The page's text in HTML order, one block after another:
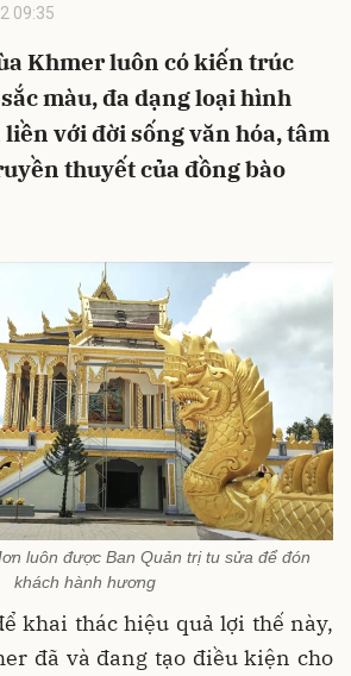
09:35
Khmer luôn có kiến trúc
màu, đa dạng loại hình
với đời sống văn hóa, tâm
thuyết của đồng bào
luôn được Ban Quản trị tu sửa để đón
khách hành hương
khai thác hiệu quả lợi thế này,
đã và đang tạo điều kiện cho